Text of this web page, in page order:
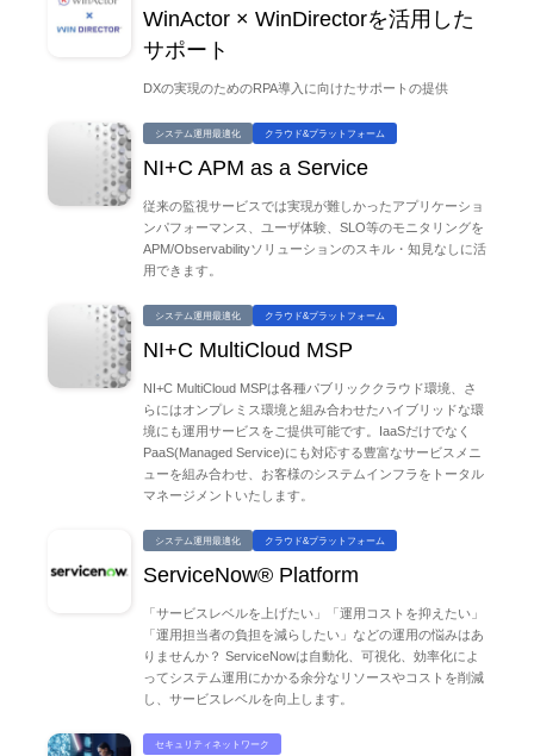
WinActor × WinDirectorを活用した
サポート
DXの実現のためのRPA導入に向けたサポートの提供
システム運用最適化 クラウド&プラットフォーム
NI+C APM as a Service
従来の監視サービスでは実現が難しかったアプリケーショ
ンパフォーマンス、ユーザ体験、SLO等のモニタリングを
APM/Observabilityソリューションのスキル・知見なしに活
用できます。
システム運用最適化 クラウド&プラットフォーム
NI+C MultiCloud MSP
NI+C MultiCloud MSPは各種パブリッククラウド環境、さ
らにはオンプレミス環境と組み合わせたハイブリッドな環
境にも運用サービスをご提供可能です。IaaSだけでなく
PaaS(Managed Service)にも対応する豊富なサービスメニ
ューを組み合わせ、お客様のシステムインフラをトータル
マネージメントいたします。
システム運用最適化 クラウド&プラットフォーム
ServiceNow® Platform
「サービスレベルを上げたい」「運用コストを抑えたい」
「運用担当者の負担を減らしたい」などの運用の悩みはあ
りませんか？ ServiceNowは自動化、可視化、効率化によ
ってシステム運用にかかる余分なリソースやコストを削減
し、サービスレベルを向上します。
セキュリティネットワーク